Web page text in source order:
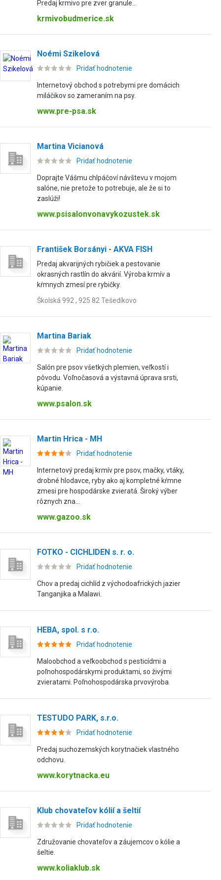
Predaj krmivo pre zver granule...
krmivobudmerice.sk
Noémi Szikelová
Pridať hodnotenie
Internetový obchod s potrebymi pre domácich
miláčikov so zameraním na psy.
www.pre-psa.sk
Martina Vicianová
Pridať hodnotenie
Doprajte Vášmu chlpáčoví návštevu v mojom
salóne, nie pretože to potrebuje, ale že si to
zaslúži!
www.psisalonvonavykozustek.sk
František Borsányi - AKVA FISH
Predaj akvarijných rybičiek a pestovanie
okrasných rastlín do akvárií. Výroba krmív a
kŕmnych zmesí pre rybičky.
Školská 992 , 925 82 Tešedíkovo
Martina Bariak
Pridať hodnotenie
Salón pre psov všetkých plemien, veľkostí i
pôvodu. Voľnočasová a výstavná úprava srsti,
kúpanie.
www.psalon.sk
Martin Hrica - MH
Pridať hodnotenie
Internetový predaj krmív pre psov, mačky, vtáky,
drobné hlodavce, ryby ako aj kompletné kŕmne
zmesi pre hospodárske zvieratá. Široký výber
rôznych zna...
www.gazoo.sk
FOTKO - CICHLIDEN s. r. o.
Pridať hodnotenie
Chov a predaj cichlíd z východoafrických jazier
Tanganjika a Malawi.
HEBA, spol. s r.o.
Pridať hodnotenie
Maloobchod a veľkoobchod s pesticídmi a
poľnohospodárskymi produktami, so živými
zvieratami. Poľnohospodárska prvovýroba.
TESTUDO PARK, s.r.o.
Pridať hodnotenie
Predaj suchozemských korytnačiek vlastného
odchovu.
www.korytnacka.eu
Klub chovateľov kólií a šeltií
Pridať hodnotenie
Združovanie chovateľov a záujemcov o kólie a
šeltie.
www.koliaklub.sk